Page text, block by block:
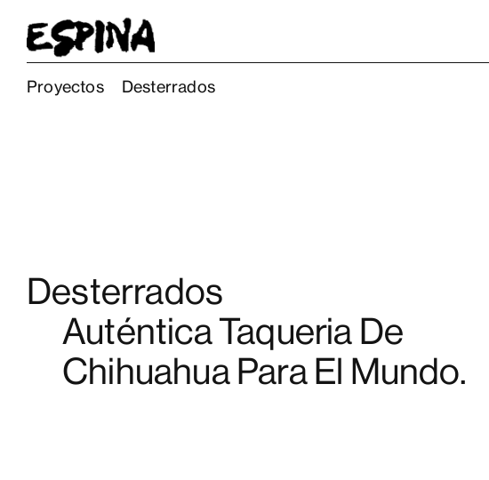
Proyectos Desterrados
Desterrados
Auténtica Taqueria De
Chihuahua Para El Mundo.